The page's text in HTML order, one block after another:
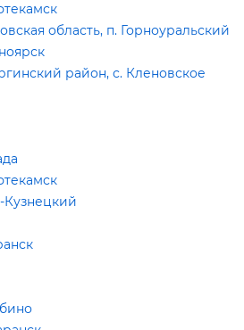
область, п. Горноуральский
район, с. Кленовское